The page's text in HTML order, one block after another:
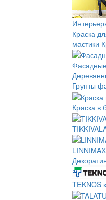
Краска
мастики
Грунты
Краска в
TEKNOS